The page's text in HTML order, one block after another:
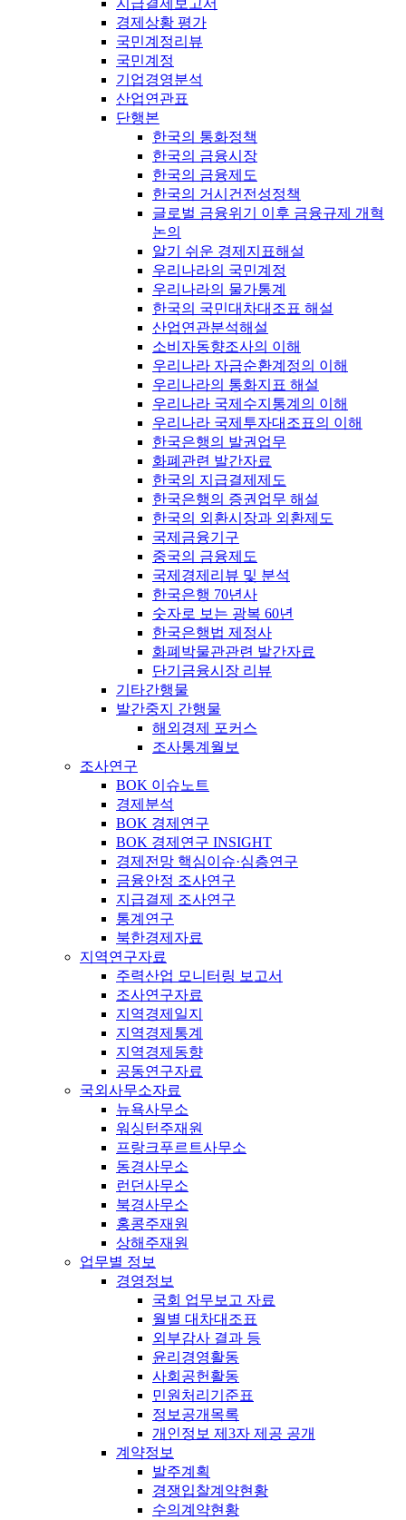
지급결제보고서
경제상황 평가
국민계정리뷰
국민계정
기업경영분석
산업연관표
단행본
한국의 통화정책
한국의 금융시장
한국의 금융제도
한국의 거시건전성정책
글로벌 금융위기 이후 금융규제 개혁
논의
알기 쉬운 경제지표해설
우리나라의 국민계정
우리나라의 물가통계
한국의 국민대차대조표 해설
산업연관분석해설
소비자동향조사의 이해
우리나라 자금순환계정의 이해
우리나라의 통화지표 해설
우리나라 국제수지통계의 이해
우리나라 국제투자대조표의 이해
한국은행의 발권업무
화폐관련 발간자료
한국의 지급결제제도
한국은행의 증권업무 해설
한국의 외환시장과 외환제도
국제금융기구
중국의 금융제도
국제경제리뷰 및 분석
한국은행 70년사
숫자로 보는 광복 60년
한국은행법 제정사
화폐박물관관련 발간자료
단기금융시장 리뷰
기타간행물
발간중지 간행물
해외경제 포커스
조사통계월보
조사연구
BOK 이슈노트
경제분석
BOK 경제연구
BOK 경제연구 INSIGHT
경제전망 핵심이슈·심층연구
금융안정 조사연구
지급결제 조사연구
통계연구
북한경제자료
지역연구자료
주력산업 모니터링 보고서
조사연구자료
지역경제일지
지역경제통계
지역경제동향
공동연구자료
국외사무소자료
뉴욕사무소
워싱턴주재원
프랑크푸르트사무소
동경사무소
런던사무소
북경사무소
홍콩주재원
상해주재원
업무별 정보
경영정보
국회 업무보고 자료
월별 대차대조표
외부감사 결과 등
윤리경영활동
사회공헌활동
민원처리기준표
정보공개목록
개인정보 제3자 제공 공개
계약정보
발주계획
경쟁입찰계약현황
수의계약현황